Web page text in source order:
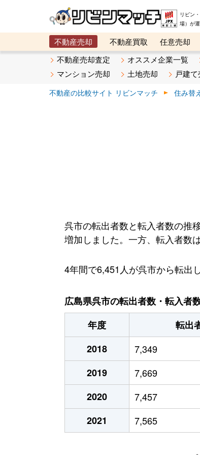
リビン
場）が
不動産売却 不動産買取 任意売却
メタ住宅展示場
ベスト不動産カンパニー
不動産売却査定 オススメ企業一覧
マンション売却
土地売却 戸建
不動産の比較サイト リビンマッチ 住み替
呉市の転出者数と転入者数の推
増加しました。一方、転入者数
4年間で6,451人が呉市から転出
広島県呉市の転出者数・転入者
年度
転出
2018
7,349
2019
7,669
2020
7,457
2021
7,565